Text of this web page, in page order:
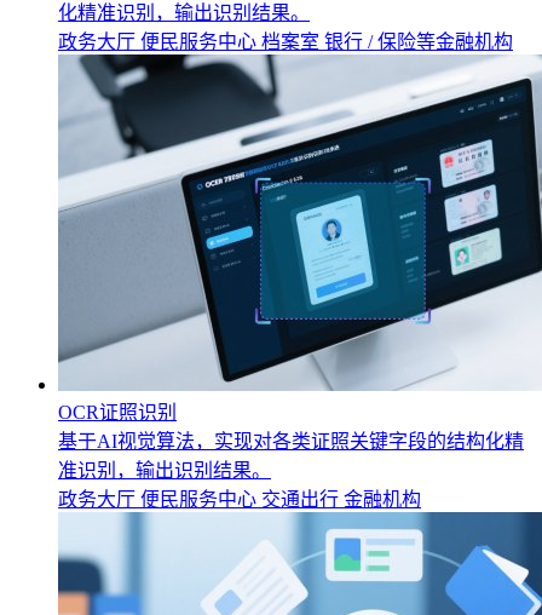
化精准识别，输出识别结果。
政务大厅 便民服务中心 档案室 银行 / 保险等金融机构
OCR证照识别
基于AI视觉算法，实现对各类证照关键字段的结构化精
准识别，输出识别结果。
政务大厅 便民服务中心 交通出行 金融机构